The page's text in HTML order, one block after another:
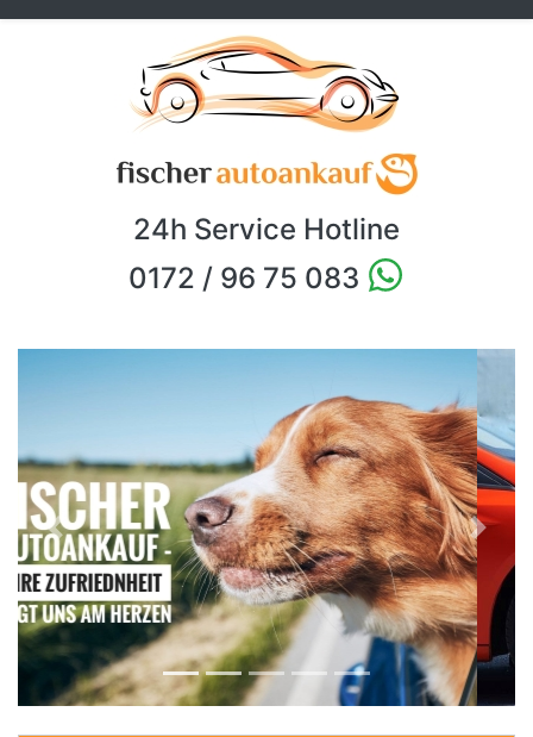
24h Service Hotline
0172 / 96 75 083
Previous Next